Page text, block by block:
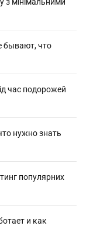
бывают, что
час подорожей
нужно знать
популярних
и как